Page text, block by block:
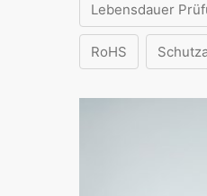
Lebensdauer
RoHS